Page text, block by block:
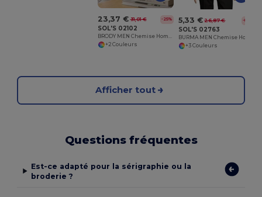
23,37 € 31,01 € -25%
SOL'S 02102
+2 Couleurs
5,33 € 26,87 € -80%
SOL'S 02763
+3 Couleurs
Afficher tout
Questions fréquentes
Est-ce adapté pour la sérigraphie ou la
broderie ?